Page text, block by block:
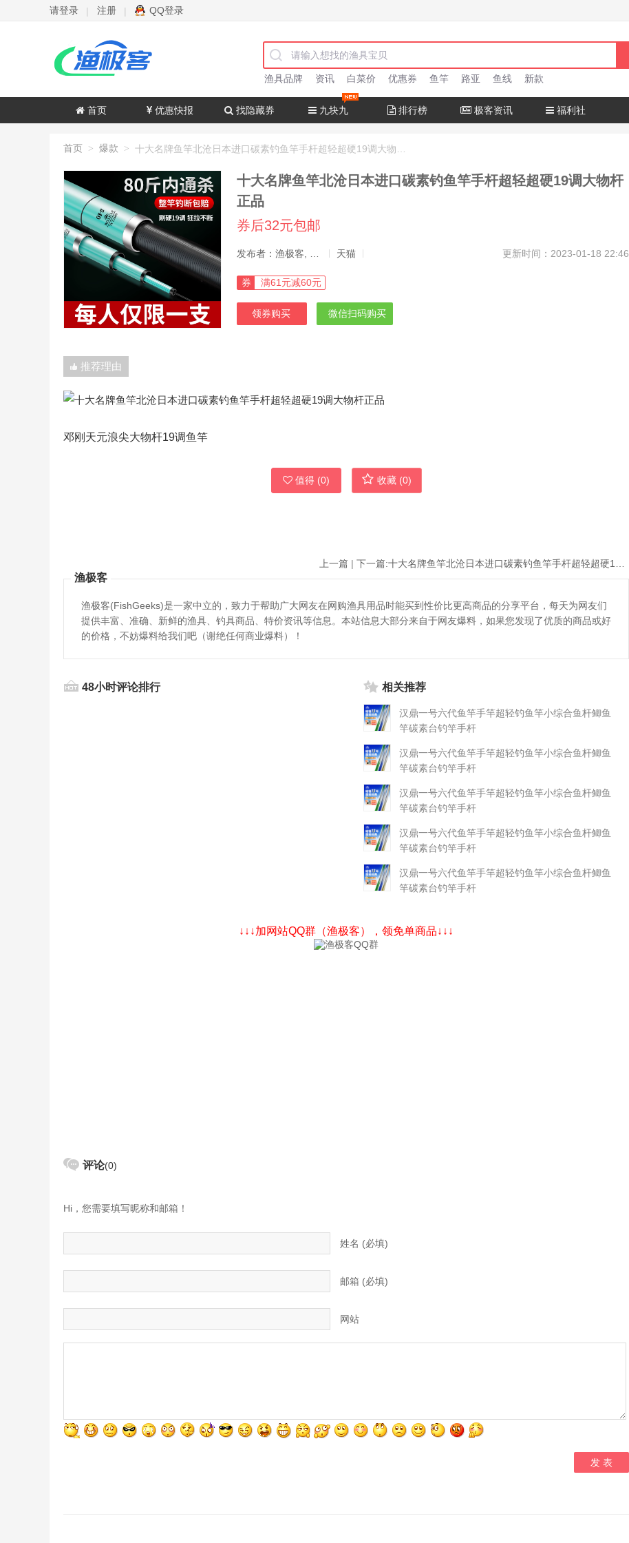
请登录 | 注册 | QQ登录
渔具品牌 资讯 白菜价 优惠券 鱼竿 路亚 鱼线 新款
首页 优惠快报 找隐藏券 九块九 排行榜 极客资讯 福利社
首页 > 爆款 >
十大名牌鱼竿北沧日本进口碳素钓鱼竿手杆超轻超硬19调大物杆
正品
券后32元包邮
天猫 更新时间：2023-01-18 22:46
券 满61元减60元
领券购买 微信扫码购买
推荐理由
邓刚天元浪尖大物杆19调鱼竿
值得 (0) 收藏 (0)
上一篇 | 下一篇:
渔极客
渔极客(FishGeeks)是一家中立的，致力于帮助广大网友在网购渔具用品时能买到性价比更高商品的分享平台，每天为网友们
提供丰富、准确、新鲜的渔具、钓具商品、特价资讯等信息。本站信息大部分来自于网友爆料，如果您发现了优质的商品或好
的价格，不妨爆料给我们吧（谢绝任何商业爆料）！
48小时评论排行 相关推荐
汉鼎一号六代鱼竿手竿超轻钓鱼竿小综合鱼杆鲫鱼
竿碳素台钓竿手杆
汉鼎一号六代鱼竿手竿超轻钓鱼竿小综合鱼杆鲫鱼
竿碳素台钓竿手杆
汉鼎一号六代鱼竿手竿超轻钓鱼竿小综合鱼杆鲫鱼
竿碳素台钓竿手杆
汉鼎一号六代鱼竿手竿超轻钓鱼竿小综合鱼杆鲫鱼
竿碳素台钓竿手杆
汉鼎一号六代鱼竿手竿超轻钓鱼竿小综合鱼杆鲫鱼
竿碳素台钓竿手杆
↓↓↓加网站QQ群（渔极客），领免单商品↓↓↓
评论(0)
Hi，您需要填写昵称和邮箱！
姓名 (必填)
邮箱 (必填)
网站